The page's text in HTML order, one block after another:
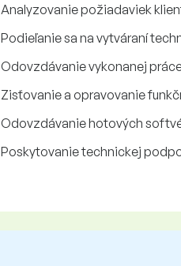
Analyzovanie požiadaviek
Podieľanie sa na vytváraní
Odovzdávanie vykonanej
Zisťovanie a opravovanie
Odovzdávanie hotových
Poskytovanie technickej